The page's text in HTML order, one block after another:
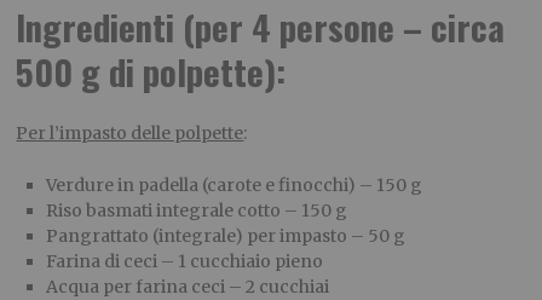
Ingredienti (per 4 persone – circa
500 g di polpette):
Per l’impasto delle polpette:
Verdure in padella (carote e finocchi) – 150 g
Riso basmati integrale cotto – 150 g
Pangrattato (integrale) per impasto – 50 g
Farina di ceci – 1 cucchiaio pieno
Acqua per farina ceci – 2 cucchiai